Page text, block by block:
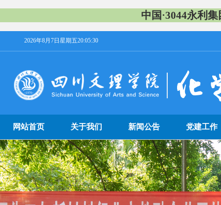
中国·3044永利
2026年8月7日星期五20:05:31
网站首页 关于我们 新闻公告 党建工作